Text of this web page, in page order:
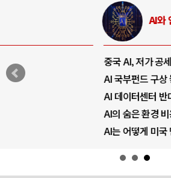
중국 AI, 저가 공세로 글로벌 토큰 시..
AI 국부펀드 구상 놓고 미국 진보진영 ..
AI 데이터센터 반대 투쟁은 새로운 글로..
AI의 숨은 환경 비용: 데이터센터 확산..
AI는 어떻게 미국 민주주의를 잠식하고 ..